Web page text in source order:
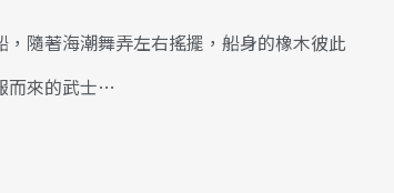
隨著海潮舞弄左右搖擺，船身的橡木彼此
而來的武士…